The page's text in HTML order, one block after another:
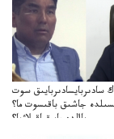
سادىربايسادىربايىق سوت
جاشىق باقىسوت ما؟
پاالدەجابىقباقىلاۋما؟